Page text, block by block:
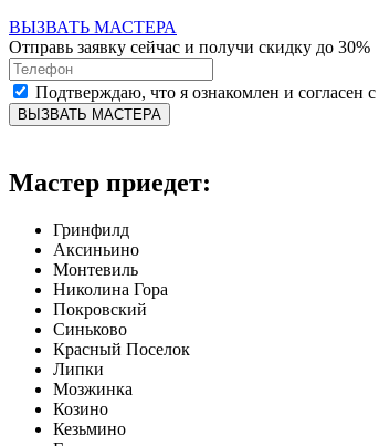
ВЫЗВАТЬ МАСТЕРА
Отправь заявку сейчас и получи скидку до 30%
Подтверждаю, что я ознакомлен и согласен с
ВЫЗВАТЬ МАСТЕРА
Мастер приедет:
Гринфилд
Аксиньино
Монтевиль
Николина Гора
Покровский
Синьково
Красный Поселок
Липки
Мозжинка
Козино
Кезьмино